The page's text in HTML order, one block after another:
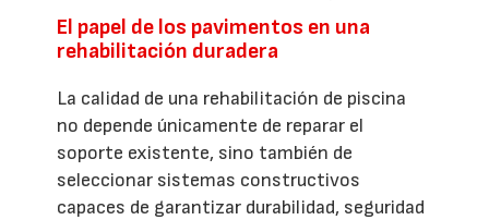
El papel de los pavimentos en una
rehabilitación duradera
La calidad de una rehabilitación de piscina
no depende únicamente de reparar el
soporte existente, sino también de
seleccionar sistemas constructivos
capaces de garantizar durabilidad, seguridad